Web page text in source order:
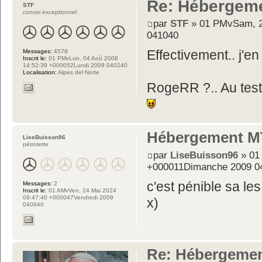
Re:
parSTF » 01 PMvSam,
041040
Effectivement..
RogeRR ?.. Au
STF
convoi exceptionnel
Messages: 4579
Inscrit le: 01 PMvLun, 04 Aoû 2008
14:52:39 +000052Lundi 2009 040240
Localisation: Alpes del Norte
Hébergement
par LiseBuisson96 »
+000011Dimanche 2009
c'est pénible sa
x)
LiseBuisson96
pétrolette
Messages: 2
Inscrit le: 01 AMvVen, 24 Mai 2024
09:47:40 +000047Vendredi 2009
040940
Re: